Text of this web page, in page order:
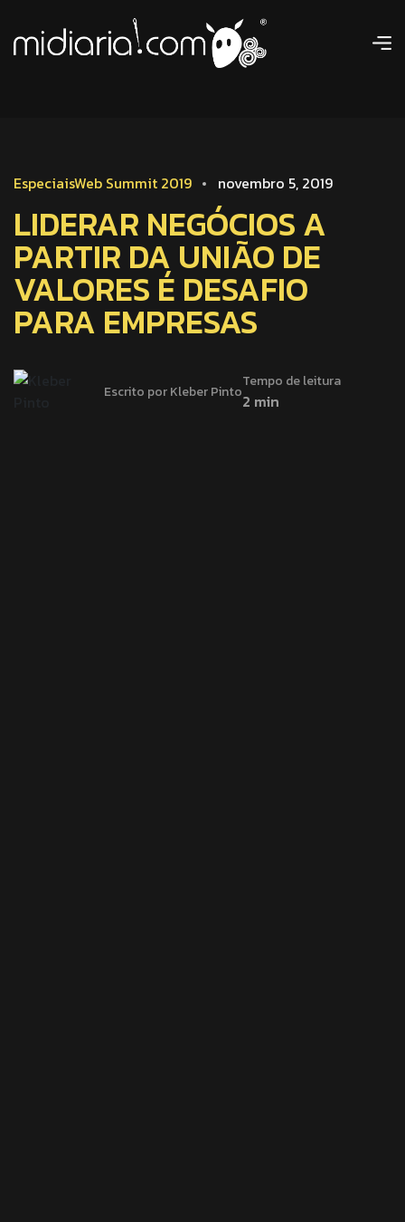
EspeciaisWeb Summit 2019 novembro 5, 2019
LIDERAR NEGÓCIOS A
PARTIR DA UNIÃO DE
VALORES É DESAFIO
PARA EMPRESAS
Escrito por Kleber Pinto
Tempo de leitura
2 min